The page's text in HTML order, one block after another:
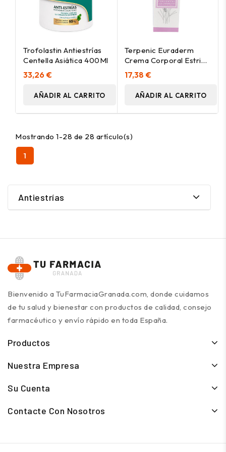
Trofolastin Antiestrías
Centella Asiática 400Ml
33,26 €
AÑADIR AL CARRITO
Terpenic Euraderm
Crema Corporal Estrias
200Ml
17,38 €
AÑADIR AL CARRITO
Mostrando 1-28 de 28 artículo(s)
1
Antiestrías
Bienvenido a TuFarmaciaGranada.com, donde cuidamos
de tu salud y bienestar con productos de calidad, consejo
farmacéutico y envío rápido en toda España.
Productos
Nuestra Empresa
Su Cuenta
Contacte Con Nosotros